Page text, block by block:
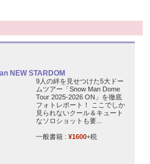
NEW STARDOM
9人の絆を見せつけた5大ドー
ムツアー「Snow Man Dome
Tour 2025-2026 ON」を徹底
フォトレポート！ ここでしか
見られないクール＆キュート
なソロショットも要...
一般書籍 : ¥1600+税